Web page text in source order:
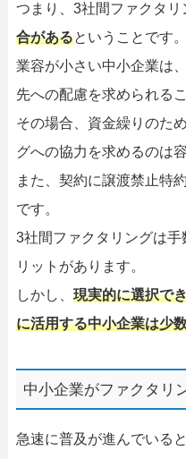
つまり、3社間ファクタリ
合があるということです。
業容が小さい中小企業は
先への配慮を求められる
その場合、資金繰りのた
グへの協力を求めるのは
また、契約に譲渡禁止特
です。
3社間ファクタリングは
リットがあります。
しかし、 現実的に選択で
に活用する中小企業は少
中小企業がファクタリ
急速に普及が進んでいる